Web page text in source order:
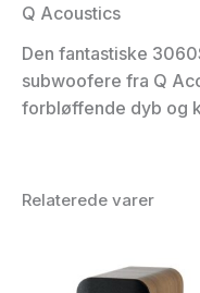
Q Acoustics
Den fantastiske
subwoofere fra Q
forbløffende dyb og
Relaterede varer